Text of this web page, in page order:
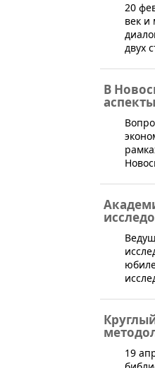
20
век и
двух
В
​​​19